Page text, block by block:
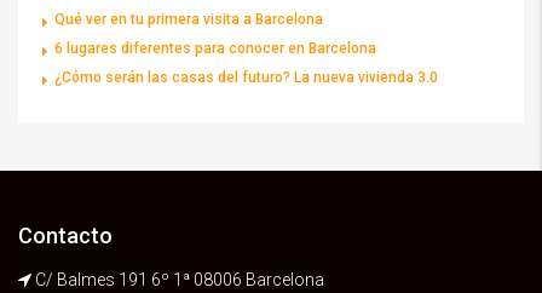
Qué ver en tu primera visita a Barcelona
6 lugares diferentes para conocer en Barcelona
¿Cómo serán las casas del futuro? La nueva vivienda 3.0
Contacto
C/ Balmes 191 6º 1ª 08006 Barcelona